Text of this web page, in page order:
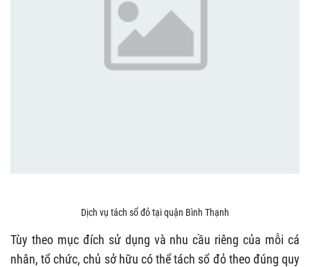
Dịch vụ tách sổ đỏ tại quận Bình Thạnh
Tùy theo mục đích sử dụng và nhu cầu riêng của mỗi cá
nhân, tổ chức, chủ sở hữu có thể tách sổ đỏ theo đúng quy